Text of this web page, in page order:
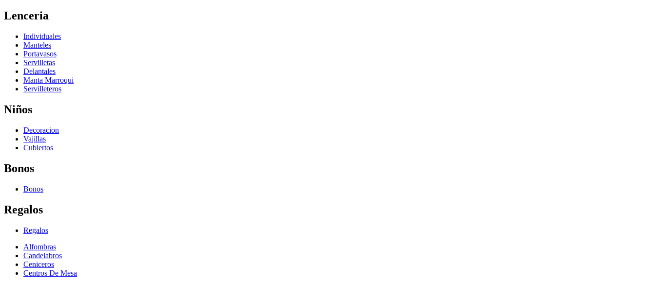
Lenceria
Individuales
Manteles
Portavasos
Servilletas
Delantales
Manta Marroqui
Servilleteros
Niños
Decoracion
Vajillas
Cubiertos
Bonos
Bonos
Regalos
Regalos
Alfombras
Candelabros
Ceniceros
Centros De Mesa